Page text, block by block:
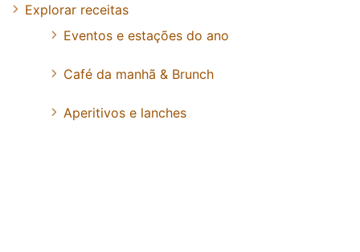
Explorar receitas
Eventos e estações do ano
Café da manhã & Brunch
Aperitivos e lanches